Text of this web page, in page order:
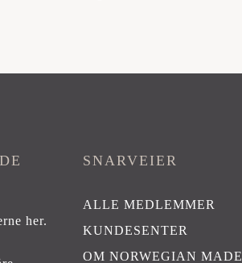
her.
SNARVEIER
ALLE MEDLEMMER
KUNDESENTER
OM NORWEGIAN MADE